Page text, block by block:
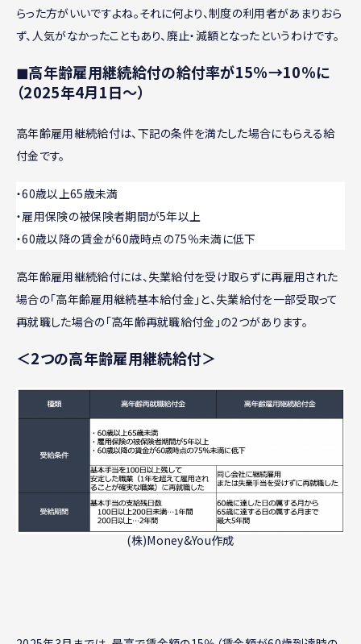
らった方がいいですよね。それに何より、制度の利用者があまりおら
ず、人気がなかったこともあり、廃止・減額となったというわけです。
◼︎高年齢雇用継続給付の給付率が15％→10％に
（2025年4月1日〜）
高年齢雇用継続給付は、下記の条件を満たした場合にもらえる給
付金です。
・60歳以上65歳未満
・雇用保険の被保険者期間が5年以上
・60歳以降の賃金が60歳時点の75％未満に低下
高年齢雇用継続給付には、失業給付を受け取らずに再雇用された
場合の「高年齢雇用継続基本給付金」と、失業給付を一部受取って
再就職した場合の「高年齢再就職給付金」の2つがあります。
＜2つの高年齢雇用継続給付＞
(株)Money&You作成